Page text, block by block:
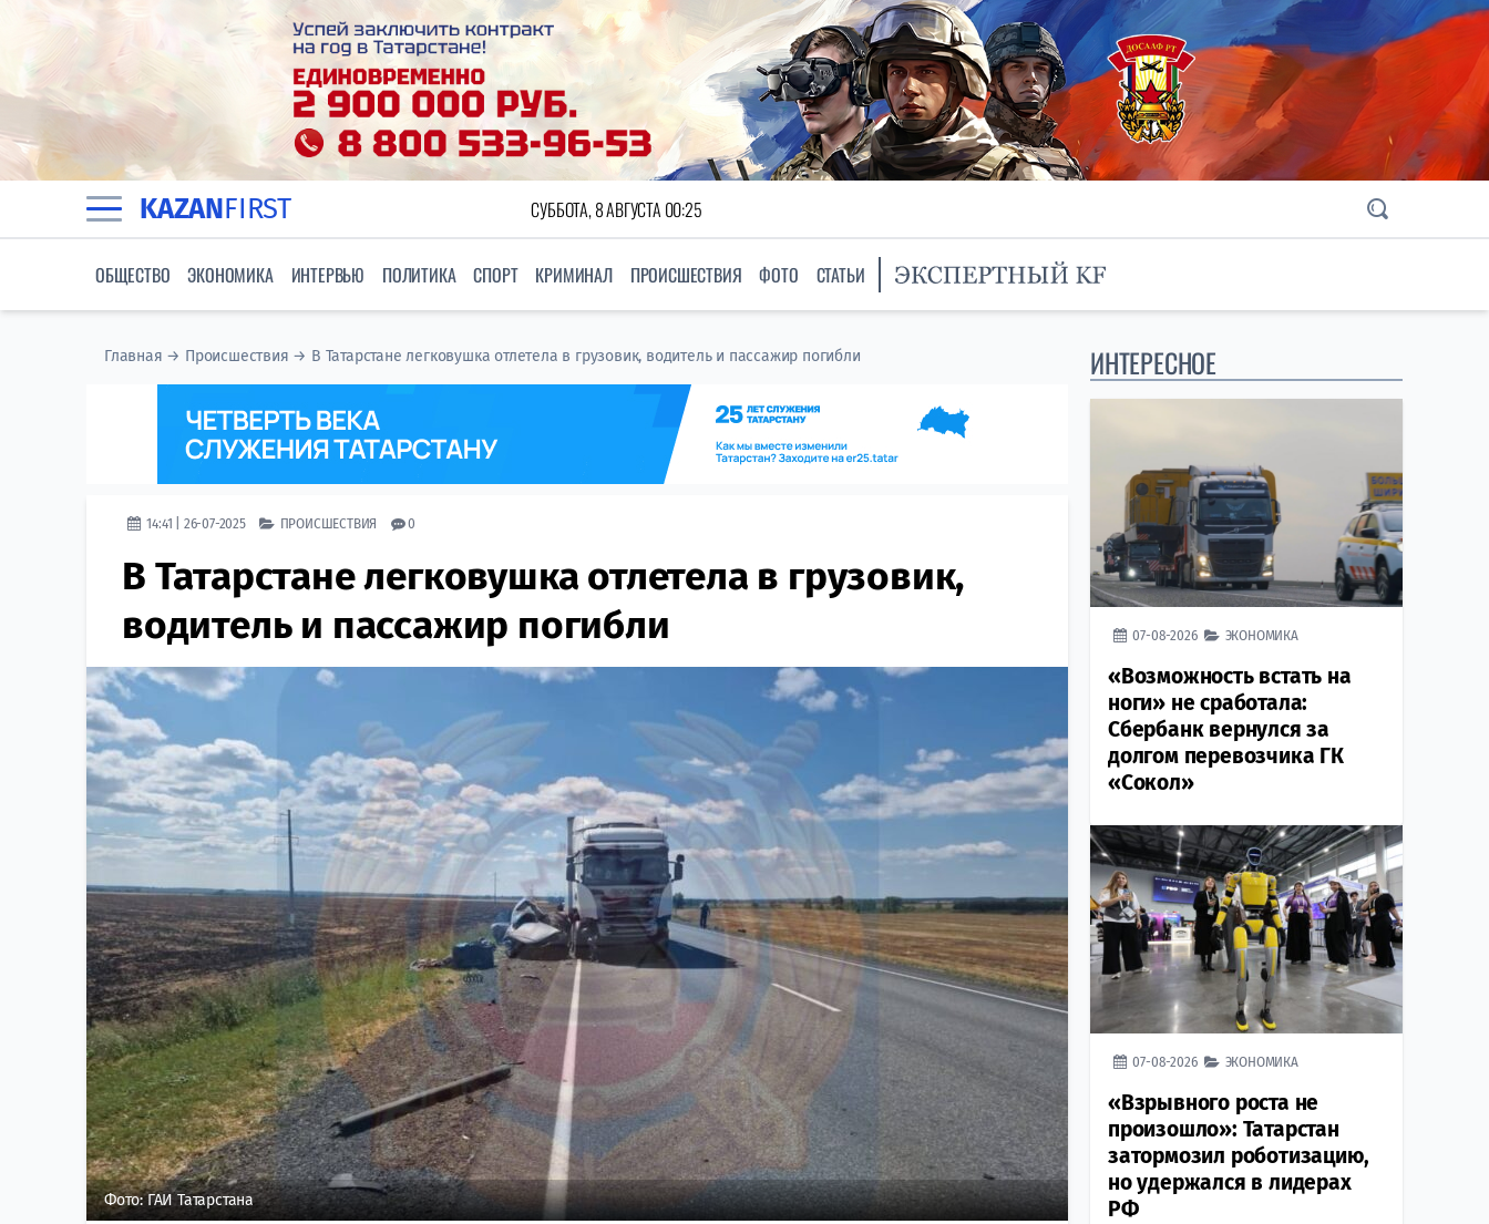
KAZANFIRST СУББОТА, 8 АВГУСТА 00:25
ОБЩЕСТВО ЭКОНОМИКА ИНТЕРВЬЮ ПОЛИТИКА СПОРТ КРИМИНАЛ ПРОИСШЕСТВИЯ ФОТО СТАТЬИ
Главная → Происшествия → В Татарстане легковушка отлетела в грузовик, водитель и пассажир погибли
14:41 | 26-07-2025 ПРОИСШЕСТВИЯ 0
В Татарстане легковушка отлетела в грузовик,
водитель и пассажир погибли
Фото: ГАИ Татарстана
ИНТЕРЕСНОЕ
07-08-2026 ЭКОНОМИКА
«Возможность встать на
ноги» не сработала:
Сбербанк вернулся за
долгом перевозчика ГК
«Сокол»
07-08-2026 ЭКОНОМИКА
«Взрывного роста не
произошло»: Татарстан
затормозил роботизацию,
но удержался в лидерах
РФ